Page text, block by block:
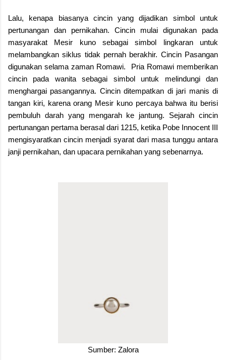
Lalu, kenapa biasanya cincin yang dijadikan simbol untuk
pertunangan dan pernikahan. Cincin mulai digunakan pada
masyarakat Mesir kuno sebagai simbol lingkaran untuk
melambangkan siklus tidak pernah berakhir. Cincin Pasangan
digunakan selama zaman Romawi.
Pria Romawi memberikan
cincin pada wanita sebagai simbol untuk melindungi dan
menghargai pasangannya. Cincin ditempatkan di jari manis di
tangan kiri, karena orang Mesir kuno percaya bahwa itu berisi
pembuluh darah yang mengarah ke jantung. Sejarah cincin
pertunangan pertama berasal dari 1215, ketika Pobe Innocent III
mengisyaratkan cincin menjadi syarat dari masa tunggu antara
janji pernikahan, dan upacara pernikahan yang sebenarnya.
Sumber: Zalora